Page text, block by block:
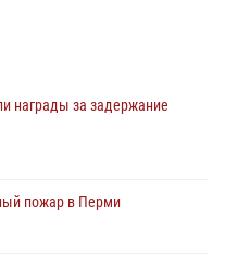
награды за задержание
пожар в Перми